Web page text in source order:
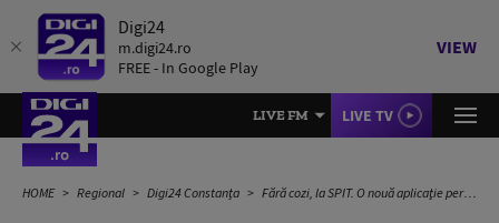
Digi24
m.digi24.ro
FREE - In Google Play
VIEW
LIVE FM LIVE TV
HOME Regional Digi24 Constanța Fără cozi, la SPIT. O nouă aplicaţie permite plata taxelor de pe smartphone